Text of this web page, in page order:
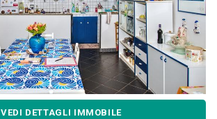
VEDI DETTAGLI IMMOBILE